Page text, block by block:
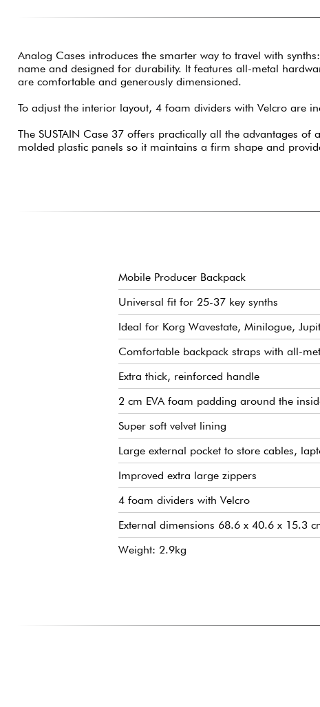
Analog Cases introduces the smarter way to travel with
name and designed for durability. It features all-metal
are comfortable and generously dimensioned.
To adjust the interior layout, 4 foam dividers with Velcro are
The SUSTAIN Case 37 offers practically all the advantages
molded plastic panels so it maintains a firm shape and
Mobile Producer Backpack
Universal fit for 25-37 key synths
Ideal for Korg Wavestate, Minilogue,
Comfortable backpack straps with all-
Extra thick, reinforced handle
2 cm EVA foam padding around the
Super soft velvet lining
Large external pocket to store cables,
Improved extra large zippers
4 foam dividers with Velcro
External dimensions 68.6 x 40.6 x 15.3
Weight: 2.9kg